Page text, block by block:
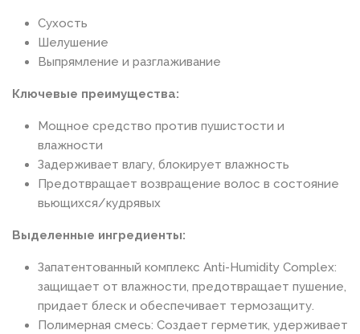
Сухость
Шелушение
Выпрямление и разглаживание
Ключевые преимущества:
Мощное средство против пушистости и
влажности
Задерживает влагу, блокирует влажность
Предотвращает возвращение волос в состояние
вьющихся/кудрявых
Выделенные ингредиенты:
Запатентованный комплекс Anti-Humidity Complex:
защищает от влажности, предотвращает пушение,
придает блеск и обеспечивает термозащиту.
Полимерная смесь: Создает герметик, удерживает